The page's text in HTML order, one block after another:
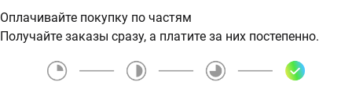
Оплачивайте покупку по частям
Получайте заказы сразу, а платите за них постепенно.